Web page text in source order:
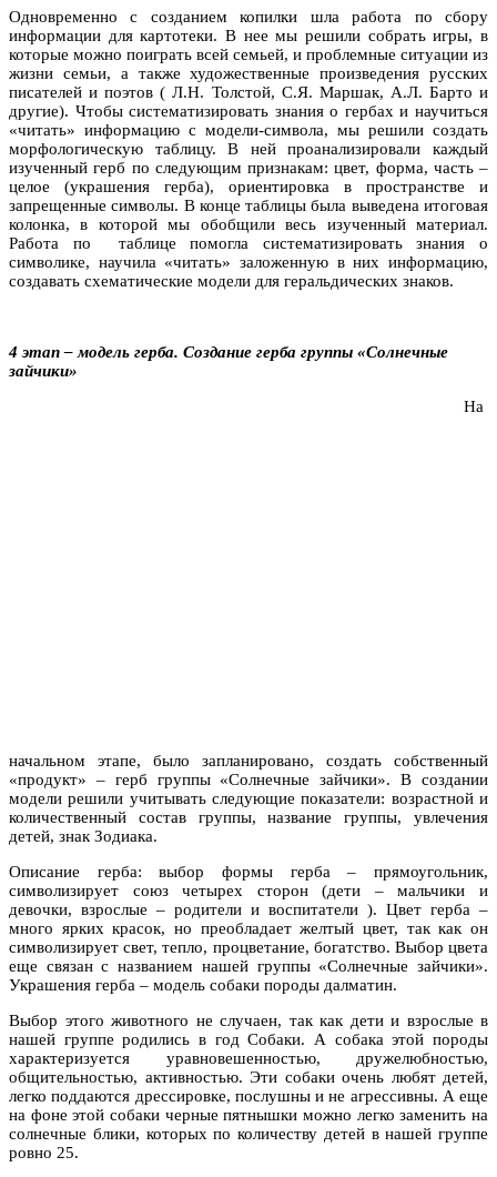
Одновременно с созданием копилки шла работа по сбору
информации для картотеки. В нее мы решили собрать игры, в
которые можно поиграть всей семьей, и проблемные ситуации из
жизни семьи, а также художественные произведения русских
писателей и поэтов ( Л.Н. Толстой, С.Я. Маршак, А.Л. Барто и
другие). Чтобы систематизировать знания о гербах и научиться
«читать» информацию с модели-символа, мы решили создать
морфологическую таблицу. В ней проанализировали каждый
изученный герб по следующим признакам: цвет, форма, часть –
целое (украшения герба), ориентировка в пространстве и
запрещенные символы. В конце таблицы была выведена итоговая
колонка, в которой мы обобщили весь изученный материал.
Работа по таблице помогла систематизировать знания о
символике, научила «читать» заложенную в них информацию,
создавать схематические модели для геральдических знаков.
4 этап – модель герба. Создание герба группы «Солнечные
зайчики»
На
начальном этапе, было запланировано, создать собственный
«продукт» –герб группы «Солнечные зайчики». В создании
модели решили учитывать следующие показатели: возрастной и
количественный состав группы, название группы, увлечения
детей, знак Зодиака.
Описание герба: выбор формы герба – прямоугольник,
символизирует союз четырех сторон (дети –мальчики и
девочки, взрослые – родители и воспитатели ). Цвет герба –
много ярких красок, но преобладает желтый цвет, так как он
символизирует свет, тепло, процветание, богатство. Выбор цвета
еще связан с названием нашей группы «Солнечные зайчики».
Украшения герба – модель собаки породы далматин.
Выбор этого животного не случаен, так как дети и взрослые в
нашей группе родились в год Собаки. А собака этой породы
характеризуется уравновешенностью, дружелюбностью,
общительностью, активностью. Эти собаки очень любят детей,
легко поддаются дрессировке, послушны и не агрессивны. А еще
на фоне этой собаки черные пятнышки можно легко заменить на
солнечные блики, которых по количеству детей в нашей группе
ровно 25.